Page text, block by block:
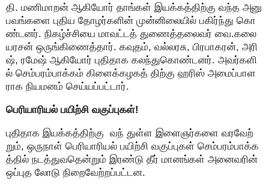
தி. மணிமாறன் ஆகியோர் தாங்கள் இயக்கத்திற்கு வந்த அனு
பவங்களை புதிய தோழர்களின் முன்னிலையில் பகிர்ந்து கொ
ண்டனர். நிகழ்ச்சியை மாவட்டத் துணைத்தலைவர் வை.கலை
யரசன் ஒருங்கிணைத்தார். கவுதம், வல்லரசு, பிரபாகரன், அரி
ஷ், ரமேஷ் ஆகியோர் புதிதாக கலந்துகொண்டனர். அவர்களி
ல் செம்பரம்பாக்கம் கிளைக்கழகத் திற்கு ஹரிஸ் அமைப்பாள
ராக நியமனம் செய்யப்பட்டார்.
பெரியாரியல் பயிற்சி வகுப்புகள்!
புதிதாக இயக்கத்திற்கு வந் துள்ள இளைஞர்களை வரவேற்
றும், ஒருநாள் பெரியாரியல் பயிற்சி வகுப்புகள் செம்பரம்பாக்க
த்தில் நடத்துவதென்றும் இரண்டு தீர் மானங்கள் அனைவரின்
ஒப்புத லோடு நிறைவேற்றப்பட்டன.